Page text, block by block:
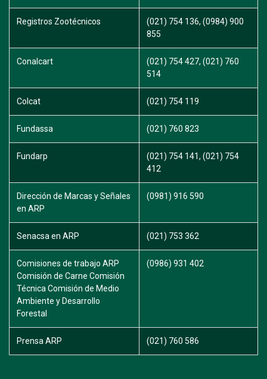
Registros Zootécnicos
(021) 754 136, (0984) 900
855
Conalcart
(021) 754 427, (021) 760
514
Colcat (021) 754 119
Fundassa (021) 760 823
Fundarp
(021) 754 141, (021) 754
412
Dirección de Marcas y Señales
en ARP
(0981) 916 590
Senacsa en ARP (021) 753 362
Comisiones de trabajo ARP
Comisión de Carne Comisión
Técnica Comisión de Medio
Ambiente y Desarrollo
Forestal
(0986) 931 402
Prensa ARP (021) 760 586